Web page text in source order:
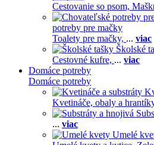
Cestovanie so psom,
potreby pre mačky
Toalety pre mačky, ... viac
Školské
Cestovné kufre, ... viac
Domáce potreby
Domáce potreby
Kvetináče, obaly a
... viac
Umelé